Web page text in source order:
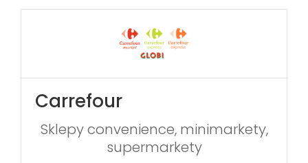
Carrefour
Sklepy convenience, minimarkety,
supermarkety